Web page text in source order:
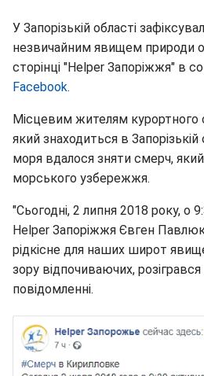
У Запорізькій області
незвичайним явищем природи
сторінці "Helper Запоріжжя" в
Facebook.
Місцевим жителям курортного
який знаходиться в Запорізькій
моря вдалося зняти смерч,
морського узбережжя.
"Сьогодні, 2 липня 2018 року, о
Helper Запоріжжя Євген Павлюк
рідкісне для наших широт
зору відпочиваючих,
повідомленні.